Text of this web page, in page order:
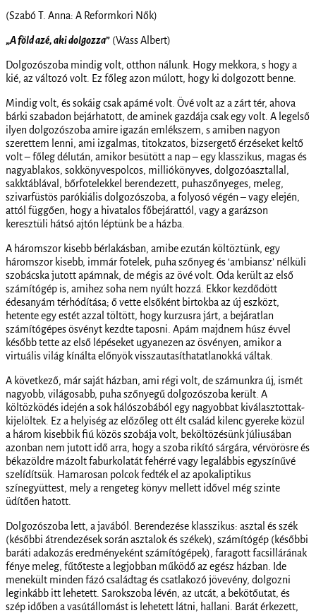
(Szabó T. Anna: A Reformkori Nők)
„A föld azé, aki dolgozza” (Wass Albert)
Dolgozószoba mindig volt, otthon nálunk. Hogy mekkora, s hogy a
kié, az változó volt. Ez főleg azon múlott, hogy ki dolgozott benne.
Mindig volt, és sokáig csak apámé volt. Övé volt az a zárt tér, ahova
bárki szabadon bejárhatott, de aminek gazdája csak egy volt. A legelső
ilyen dolgozószoba amire igazán emlékszem, s amiben nagyon
szerettem lenni, ami izgalmas, titokzatos, bizsergető érzéseket keltő
volt – főleg délután, amikor besütött a nap – egy klasszikus, magas és
nagyablakos, sokkönyvespolcos, milliókönyves, dolgozóasztallal,
sakktáblával, bőrfotelekkel berendezett, puhaszőnyeges, meleg,
szivarfüstös parókiális dolgozószoba, a folyosó végén – vagy elején,
attól függően, hogy a hivatalos főbejárattól, vagy a garázson
keresztüli hátsó ajtón léptünk be a házba.
A háromszor kisebb bérlakásban, amibe ezután költöztünk, egy
háromszor kisebb, immár fotelek, puha szőnyeg és ‘ambiansz’ nélküli
szobácska jutott apámnak, de mégis az övé volt. Oda került az első
számítógép is, amihez soha nem nyúlt hozzá. Ekkor kezdődött
édesanyám térhódítása; ő vette elsőként birtokba az új eszközt,
hetente egy estét azzal töltött, hogy kurzusra járt, a bejáratlan
számítógépes ösvényt kezdte taposni. Apám majdnem húsz évvel
később tette az első lépéseket ugyanezen az ösvényen, amikor a
virtuális világ kínálta előnyök visszautasíthatatlanokká váltak.
A következő, már saját házban, ami régi volt, de számunkra új, ismét
nagyobb, világosabb, puha szőnyegű dolgozószoba került. A
költözködés idején a sok hálószobából egy nagyobbat kiválasztottak-
kijelöltek. Ez a helyiség az előzőleg ott élt család kilenc gyereke közül
a három kisebbik fiú közös szobája volt, beköltözésünk júliusában
azonban nem jutott idő arra, hogy a szoba rikító sárgára, vérvörösre és
békazöldre mázolt faburkolatát fehérré vagy legalábbis egyszínűvé
szelídítsük. Hamarosan polcok fedték el az apokaliptikus
színegyüttest, mely a rengeteg könyv mellett idővel még szinte
üdítően hatott.
Dolgozószoba lett, a javából. Berendezése klasszikus: asztal és szék
(későbbi átrendezések során asztalok és székek), számítógép (későbbi
baráti adakozás eredményeként számítógépek), faragott facsillárának
fénye meleg, fűtőteste a legjobban működő az egész házban. Ide
menekült minden fázó családtag és csatlakozó jövevény, dolgozni
leginkább itt lehetett. Sarokszoba lévén, az utcát, a bekötőutat, és
szép időben a vasútállomást is lehetett látni, hallani. Barát érkezett,